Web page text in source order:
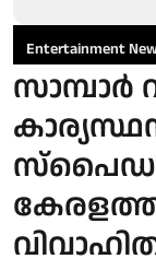
Entertainment
സാമ്പാർ